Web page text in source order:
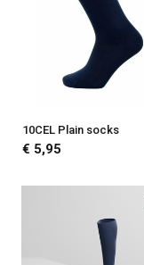
10CEL Plain socks
€ 5,95